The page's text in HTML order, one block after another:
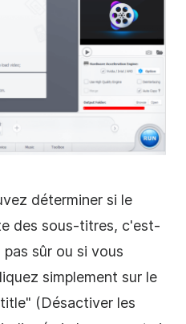
déterminer si le
des sous-titres, c'est-
sûr ou si vous
simplement sur le
(Désactiver les